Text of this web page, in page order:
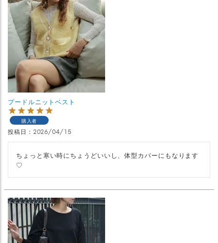
プードルニットベスト
購入者
投稿日 2026/04/15
ちょっと寒い時にちょうどいいし、体型カバーにもなります
♡